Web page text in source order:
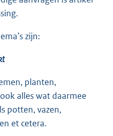
zijn:
planten,
alles wat daarmee
potten, vazen,
et cetera.